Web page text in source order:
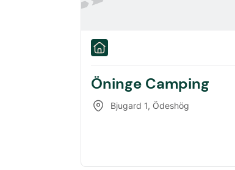
Öninge Camping
Bjugard 1, Ödeshög